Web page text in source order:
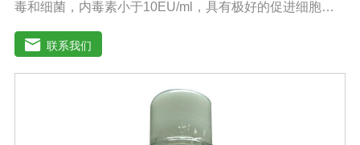
毒和细菌，内毒素小于10EU/ml，具有极好的促进细胞增
官的分离、培养及单克隆抗体的制备和疫苗的研制及生
产。质量标准：符合《中华人民共和国兽药典》2020版、
欧洲药典、美国药典质量标准。规格：500ml/瓶保
存：-15℃―-20℃有效期：5年注意事项：解冻：采用逐
步解冻法（ -20℃→2-8℃→ 室温），可减少沉淀的产生使
联系我们